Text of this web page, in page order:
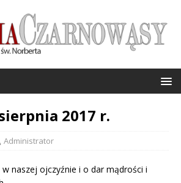
2017 r.
Administrator
naszej ojczyźnie i o dar mądrości i